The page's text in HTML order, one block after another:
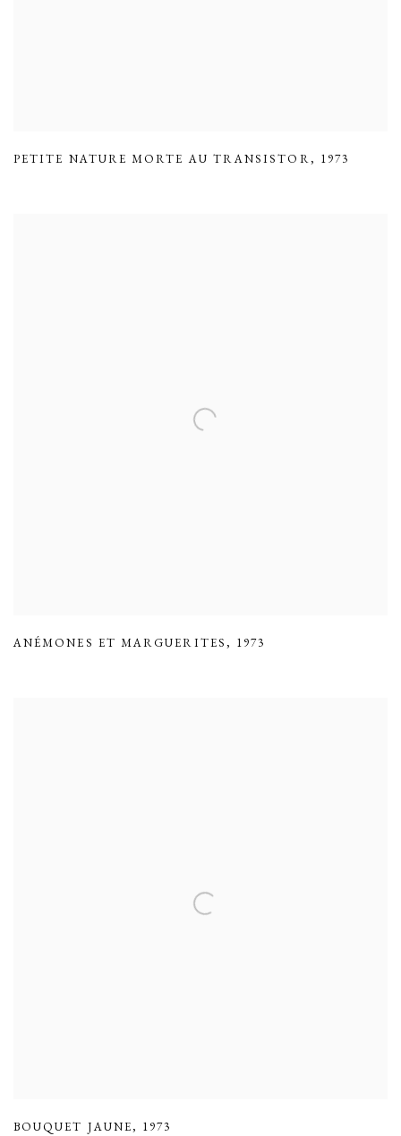
PETITE NATURE MORTE AU TRANSISTOR, 1973
ANÉMONES ET MARGUERITES, 1973
BOUQUET JAUNE, 1973